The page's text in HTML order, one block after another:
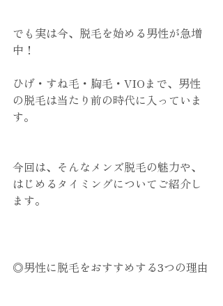
でも実は今、脱毛を始める男性が急増
中！
ひげ・すね毛・胸毛・VIOまで、男性
の脱毛は当たり前の時代に入っていま
す。
今回は、そんなメンズ脱毛の魅力や、
はじめるタイミングについてご紹介し
ます。
◎男性に脱毛をおすすめする3つの理由